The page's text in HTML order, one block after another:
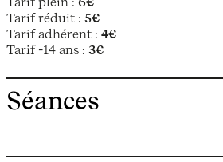
Tarif réduit : 5€
Tarif adhérent : 4€
Tarif -14 ans : 3€
Séances